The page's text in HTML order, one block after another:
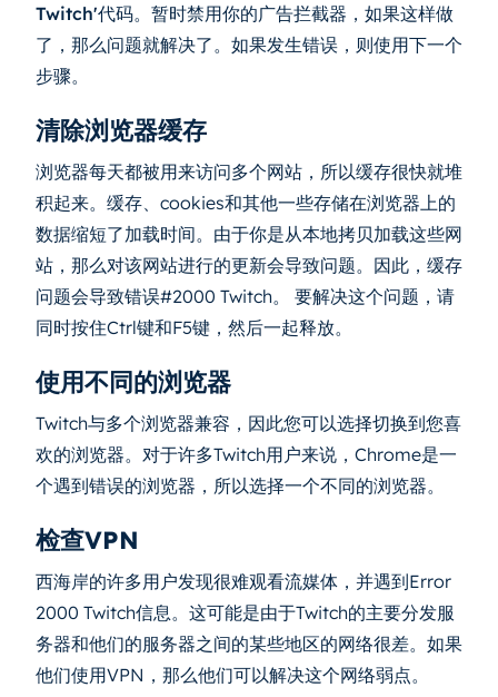
Twitch'代码。暂时禁用你的广告拦截器，如果这样做
了，那么问题就解决了。如果发生错误，则使用下一个
步骤。
清除浏览器缓存
浏览器每天都被用来访问多个网站，所以缓存很快就堆
积起来。缓存、cookies和其他一些存储在浏览器上的
数据缩短了加载时间。由于你是从本地拷贝加载这些网
站，那么对该网站进行的更新会导致问题。因此，缓存
问题会导致错误#2000 Twitch。 要解决这个问题，请
同时按住Ctrl键和F5键，然后一起释放。
使用不同的浏览器
Twitch与多个浏览器兼容，因此您可以选择切换到您喜
欢的浏览器。对于许多Twitch用户来说，Chrome是一
个遇到错误的浏览器，所以选择一个不同的浏览器。
检查VPN
西海岸的许多用户发现很难观看流媒体，并遇到Error
2000 Twitch信息。这可能是由于Twitch的主要分发服
务器和他们的服务器之间的某些地区的网络很差。如果
他们使用VPN，那么他们可以解决这个网络弱点。